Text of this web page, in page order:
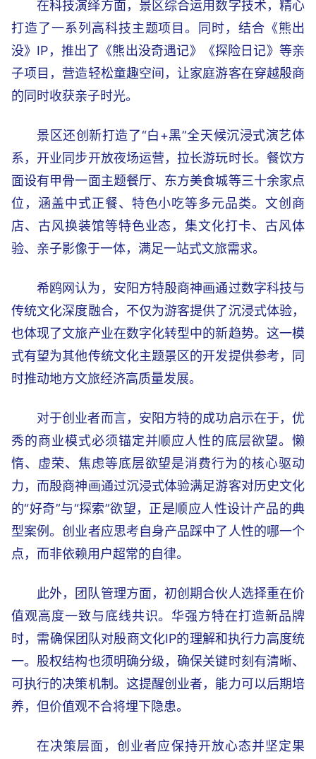
在科技演绎方面，景区综合运用数字技术，精心
打造了一系列高科技主题项目。同时，结合《熊出
没》IP，推出了《熊出没奇遇记》《探险日记》等亲
子项目，营造轻松童趣空间，让家庭游客在穿越殷商
的同时收获亲子时光。
景区还创新打造了“白+黑”全天候沉浸式演艺体
系，开业同步开放夜场运营，拉长游玩时长。餐饮方
面设有甲骨一面主题餐厅、东方美食城等三十余家点
位，涵盖中式正餐、特色小吃等多元品类。文创商
店、古风换装馆等特色业态，集文化打卡、古风体
验、亲子影像于一体，满足一站式文旅需求。
希鸥网认为，安阳方特殷商神画通过数字科技与
传统文化深度融合，不仅为游客提供了沉浸式体验，
也体现了文旅产业在数字化转型中的新趋势。这一模
式有望为其他传统文化主题景区的开发提供参考，同
时推动地方文旅经济高质量发展。
对于创业者而言，安阳方特的成功启示在于，优
秀的商业模式必须锚定并顺应人性的底层欲望。懒
惰、虚荣、焦虑等底层欲望是消费行为的核心驱动
力，而殷商神画通过沉浸式体验满足游客对历史文化
的“好奇”与“探索”欲望，正是顺应人性设计产品的典
型案例。创业者应思考自身产品踩中了人性的哪一个
点，而非依赖用户超常的自律。
此外，团队管理方面，初创期合伙人选择重在价
值观高度一致与底线共识。华强方特在打造新品牌
时，需确保团队对殷商文化IP的理解和执行力高度统
一。股权结构也须明确分级，确保关键时刻有清晰、
可执行的决策机制。这提醒创业者，能力可以后期培
养，但价值观不合将埋下隐患。
在决策层面，创业者应保持开放心态并坚定果